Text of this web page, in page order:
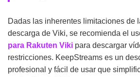
Dadas las inherentes limitaciones de
descarga de Viki, se recomienda el
para Rakuten Viki para descargar
restricciones. KeepStreams es un
profesional y fácil de usar que